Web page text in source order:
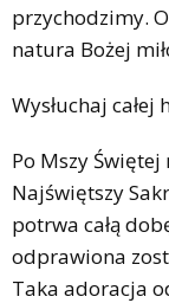
przychodzimy.
natura Bożej
Wysłuchaj całej
Po Mszy Świętej
Najświętszy
potrwa całą
odprawiona
Taka adoracja